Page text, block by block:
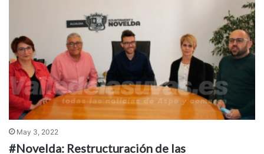
May 3, 2022
#Novelda: Restructuración de las